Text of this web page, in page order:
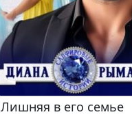
Лишняя в его семье